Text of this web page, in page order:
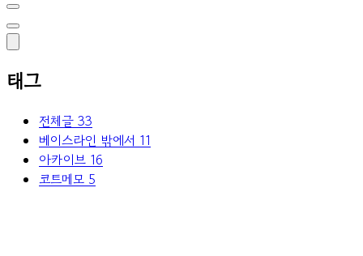
태그
전체글 33
베이스라인 밖에서 11
아카이브 16
코트메모 5